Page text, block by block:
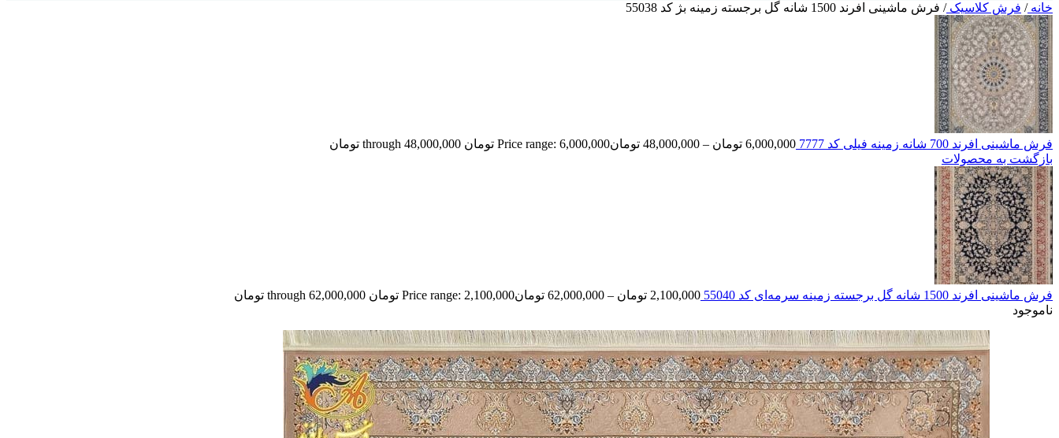
خانه/ فرش کلاسیک/ فرش ماشینی افرند 1500 شانه گل برجسته زمینه بژ کد 55038
فرش ماشینی افرند 700 شانه زمینه فیلی کد 7777 6,000,000 تومان –
48,000,000 تومانPrice range: 6,000,000 تومان through 48,000,000 تومان
بازگشت به محصولات
فرش ماشینی افرند 1500 شانه گل برجسته زمینه سرمه‌ای کد 55040 2,100,000 تومان –
62,000,000 تومانPrice range: 2,100,000 تومان through 62,000,000 تومان
ناموجود